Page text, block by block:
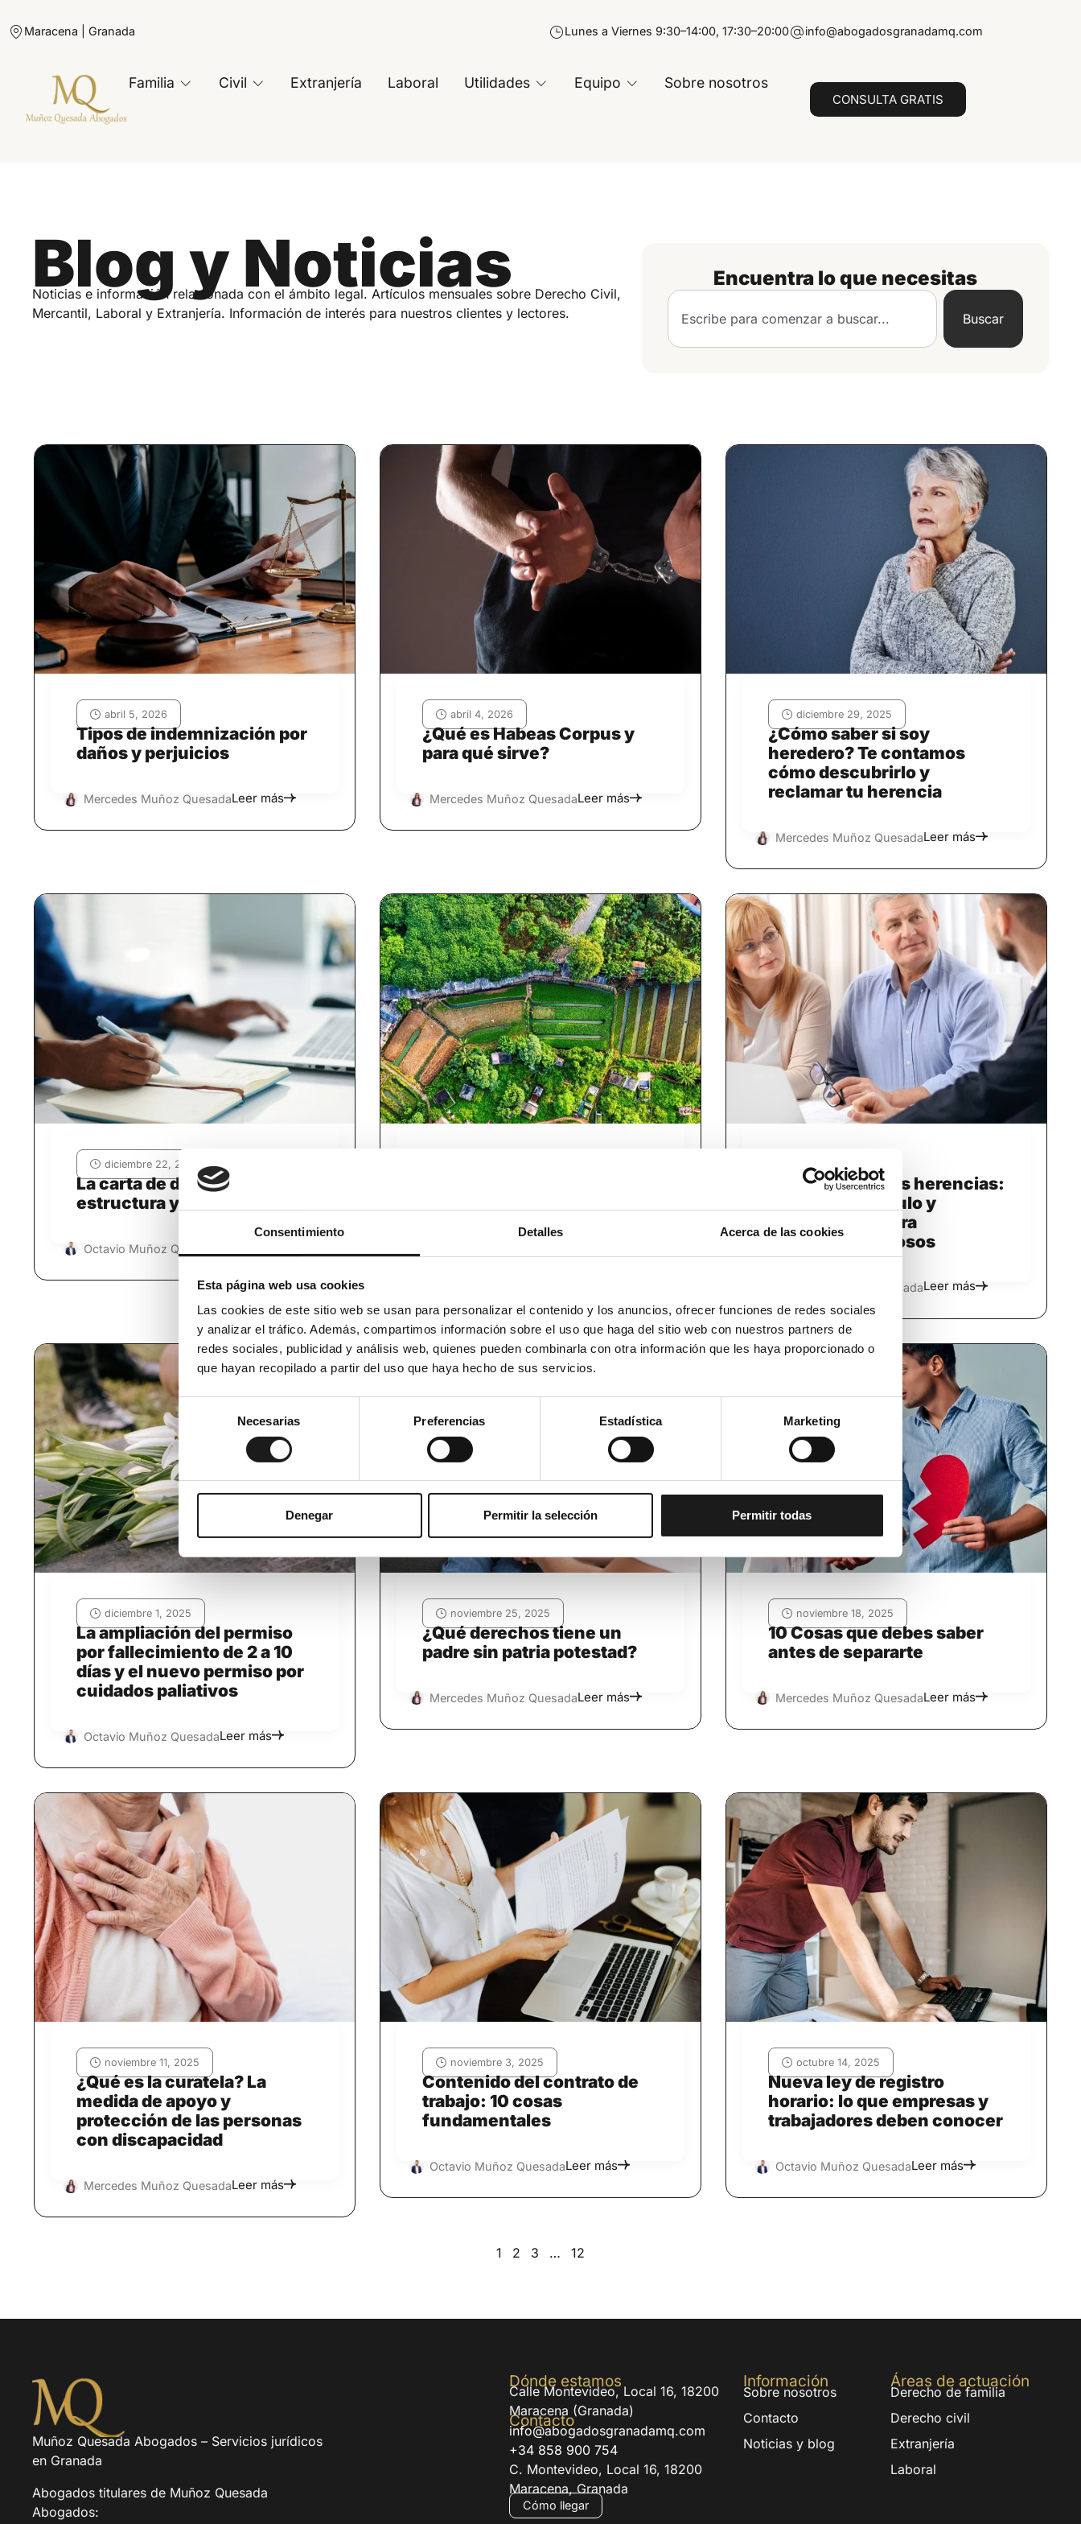
Consentimiento Detalles Acerca de las cookies
Esta página web usa cookies
Las cookies de este sitio web se usan para personalizar el contenido y los anuncios, ofrecer funciones de redes sociales
y analizar el tráfico. Además, compartimos información sobre el uso que haga del sitio web con nuestros partners de
redes sociales, publicidad y análisis web, quienes pueden combinarla con otra información que les haya proporcionado o
que hayan recopilado a partir del uso que haya hecho de sus servicios.
Selección
consentimiento
Necesarias Preferencias Estadística Marketing
Denegar Permitir la selección Permitir todas
Maracena | Granada Lunes a Viernes 9:30–14:00, 17:30–20:00 info@abogadosgranadamq.com
Familia Civil Extranjería Laboral Utilidades Equipo Sobre nosotros
CONSULTA GRATIS
Blog y Noticias
Noticias e información relacionada con el ámbito legal. Artículos mensuales sobre Derecho Civil,
Mercantil, Laboral y Extranjería. Información de interés para nuestros clientes y lectores.
Encuentra lo que necesitas
Buscar
abril 5, 2026
Tipos de indemnización por
daños y perjuicios
Mercedes Muñoz QuesadaLeer más
abril 4, 2026
¿Qué es Habeas Corpus y
para qué sirve?
Mercedes Muñoz QuesadaLeer más
diciembre 29, 2025
¿Cómo saber si soy
heredero? Te contamos
cómo descubrirlo y
reclamar tu herencia
Mercedes Muñoz QuesadaLeer más
diciembre 22, 2025
La carta de despido: Tipos,
estructura y cómo actuar
Octavio Muñoz Quesada
La legítima en las herencias:
Derechos, Cálculo y
Reclamación para
Herederos Forzosos
Mercedes Muñoz QuesadaLeer más
diciembre 1, 2025
La ampliación del permiso
por fallecimiento de 2 a 10
días y el nuevo permiso por
cuidados paliativos
Octavio Muñoz QuesadaLeer más
noviembre 25, 2025
¿Qué derechos tiene un
padre sin patria potestad?
Mercedes Muñoz QuesadaLeer más
noviembre 18, 2025
10 Cosas que debes saber
antes de separarte
Mercedes Muñoz QuesadaLeer más
noviembre 11, 2025
¿Qué es la curatela? La
medida de apoyo y
protección de las personas
con discapacidad
Mercedes Muñoz QuesadaLeer más
noviembre 3, 2025
Contenido del contrato de
trabajo: 10 cosas
fundamentales
Octavio Muñoz QuesadaLeer más
octubre 14, 2025
Nueva ley de registro
horario: lo que empresas y
trabajadores deben conocer
Octavio Muñoz QuesadaLeer más
1 2 3 … 12
Muñoz Quesada Abogados – Servicios jurídicos
en Granada
Abogados titulares de Muñoz Quesada
Abogados:
Dónde estamos
Calle Montevideo, Local 16, 18200
Maracena (Granada)
Contacto
info@abogadosgranadamq.com
+34 858 900 754
C. Montevideo, Local 16, 18200
Maracena, Granada
Cómo llegar
Información
Sobre nosotros
Contacto
Noticias y blog
Áreas de actuación
Derecho de familia
Derecho civil
Extranjería
Laboral